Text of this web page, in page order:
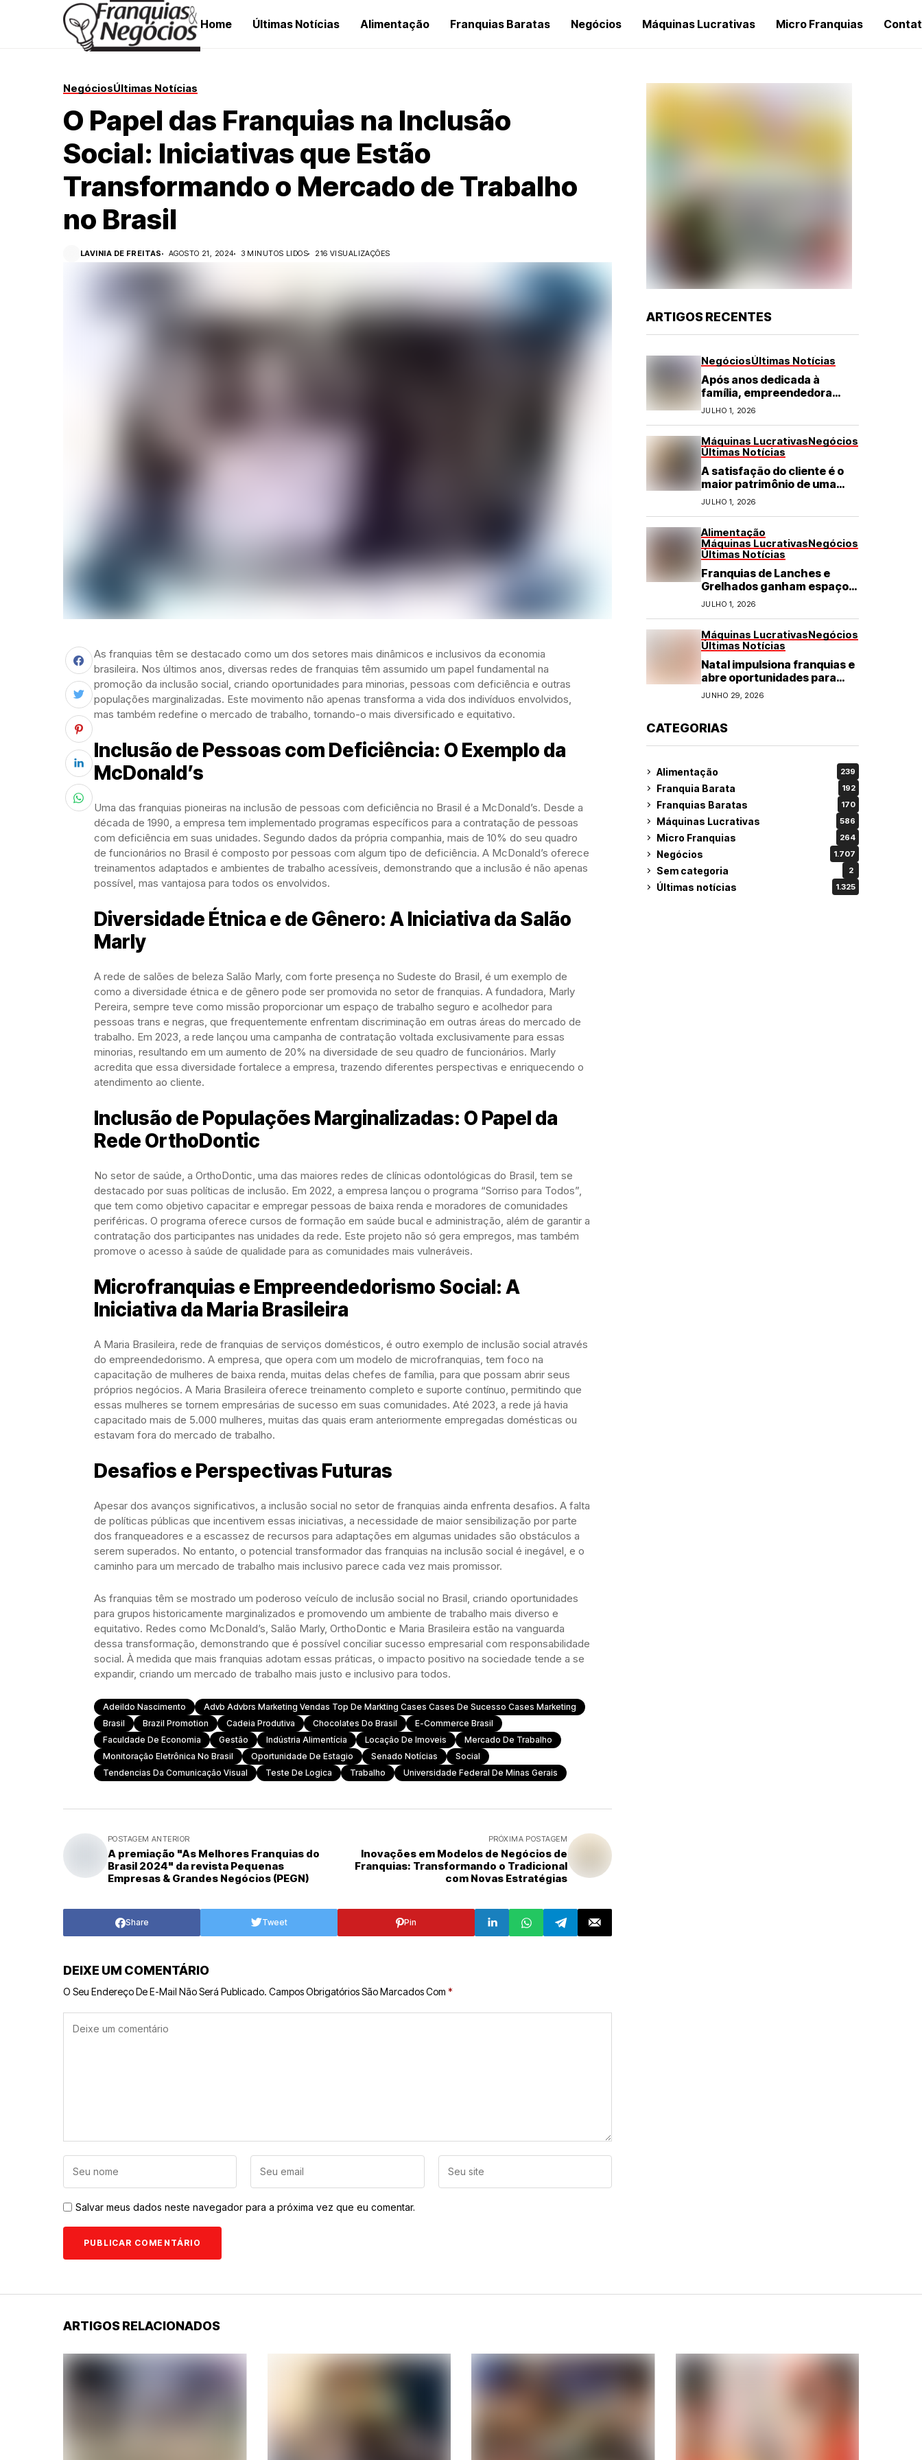
Home Últimas Notícias Alimentação Franquias Baratas Negócios Máquinas Lucrativas Micro Franquias
NegóciosÚltimas Notícias
O Papel das Franquias na Inclusão
Social: Iniciativas que Estão
Transformando o Mercado de Trabalho
no Brasil
LAVINIA DE FREITAS AGOSTO 21, 2024 3 MINUTOS LIDOS 216 VISUALIZAÇÕES
As franquias têm se destacado como um dos setores mais dinâmicos e inclusivos da economia
brasileira. Nos últimos anos, diversas redes de franquias têm assumido um papel fundamental na
promoção da inclusão social, criando oportunidades para minorias, pessoas com deficiência e outras
populações marginalizadas. Este movimento não apenas transforma a vida dos indivíduos envolvidos,
mas também redefine o mercado de trabalho, tornando-o mais diversificado e equitativo.
Inclusão de Pessoas com Deficiência: O Exemplo da
McDonald’s
Uma das franquias pioneiras na inclusão de pessoas com deficiência no Brasil é a McDonald’s. Desde a
década de 1990, a empresa tem implementado programas específicos para a contratação de pessoas
com deficiência em suas unidades. Segundo dados da própria companhia, mais de 10% do seu quadro
de funcionários no Brasil é composto por pessoas com algum tipo de deficiência. A McDonald’s oferece
treinamentos adaptados e ambientes de trabalho acessíveis, demonstrando que a inclusão é não apenas
possível, mas vantajosa para todos os envolvidos.
Diversidade Étnica e de Gênero: A Iniciativa da Salão
Marly
A rede de salões de beleza Salão Marly, com forte presença no Sudeste do Brasil, é um exemplo de
como a diversidade étnica e de gênero pode ser promovida no setor de franquias. A fundadora, Marly
Pereira, sempre teve como missão proporcionar um espaço de trabalho seguro e acolhedor para
pessoas trans e negras, que frequentemente enfrentam discriminação em outras áreas do mercado de
trabalho. Em 2023, a rede lançou uma campanha de contratação voltada exclusivamente para essas
minorias, resultando em um aumento de 20% na diversidade de seu quadro de funcionários. Marly
acredita que essa diversidade fortalece a empresa, trazendo diferentes perspectivas e enriquecendo o
atendimento ao cliente.
Inclusão de Populações Marginalizadas: O Papel da
Rede OrthoDontic
No setor de saúde, a OrthoDontic, uma das maiores redes de clínicas odontológicas do Brasil, tem se
destacado por suas políticas de inclusão. Em 2022, a empresa lançou o programa “Sorriso para Todos”,
que tem como objetivo capacitar e empregar pessoas de baixa renda e moradores de comunidades
periféricas. O programa oferece cursos de formação em saúde bucal e administração, além de garantir a
contratação dos participantes nas unidades da rede. Este projeto não só gera empregos, mas também
promove o acesso à saúde de qualidade para as comunidades mais vulneráveis.
Microfranquias e Empreendedorismo Social: A
Iniciativa da Maria Brasileira
A Maria Brasileira, rede de franquias de serviços domésticos, é outro exemplo de inclusão social através
do empreendedorismo. A empresa, que opera com um modelo de microfranquias, tem foco na
capacitação de mulheres de baixa renda, muitas delas chefes de família, para que possam abrir seus
próprios negócios. A Maria Brasileira oferece treinamento completo e suporte contínuo, permitindo que
essas mulheres se tornem empresárias de sucesso em suas comunidades. Até 2023, a rede já havia
capacitado mais de 5.000 mulheres, muitas das quais eram anteriormente empregadas domésticas ou
estavam fora do mercado de trabalho.
Desafios e Perspectivas Futuras
Apesar dos avanços significativos, a inclusão social no setor de franquias ainda enfrenta desafios. A falta
de políticas públicas que incentivem essas iniciativas, a necessidade de maior sensibilização por parte
dos franqueadores e a escassez de recursos para adaptações em algumas unidades são obstáculos a
serem superados. No entanto, o potencial transformador das franquias na inclusão social é inegável, e o
caminho para um mercado de trabalho mais inclusivo parece cada vez mais promissor.
As franquias têm se mostrado um poderoso veículo de inclusão social no Brasil, criando oportunidades
para grupos historicamente marginalizados e promovendo um ambiente de trabalho mais diverso e
equitativo. Redes como McDonald’s, Salão Marly, OrthoDontic e Maria Brasileira estão na vanguarda
dessa transformação, demonstrando que é possível conciliar sucesso empresarial com responsabilidade
social. À medida que mais franquias adotam essas práticas, o impacto positivo na sociedade tende a se
expandir, criando um mercado de trabalho mais justo e inclusivo para todos.
Adeildo Nascimento
Advb Advbrs Marketing Vendas Top De Markting Cases Cases De Sucesso Cases Marketing
Brasil
Brazil Promotion Cadeia Produtiva Chocolates Do Brasil
E-Commerce Brasil
Faculdade De Economia
Gestão Indústria Alimentícia Locação De Imoveis
Mercado De Trabalho
Monitoração Eletrônica No Brasil
Oportunidade De Estagio Senado Notícias
Social
Tendencias Da Comunicação Visual
Teste De Logica Trabalho Universidade Federal De Minas Gerais
POSTAGEM ANTERIOR
A premiação "As Melhores Franquias do
Brasil 2024" da revista Pequenas
Empresas & Grandes Negócios (PEGN)
PRÓXIMA POSTAGEM
Inovações em Modelos de Negócios de
Franquias: Transformando o Tradicional
com Novas Estratégias
Share Tweet Pin
DEIXE UM COMENTÁRIO
O Seu Endereço De E-Mail Não Será Publicado. Campos Obrigatórios São Marcados Com *
Salvar meus dados neste navegador para a próxima vez que eu comentar.
ARTIGOS RECENTES
NegóciosÚltimas Notícias
Após anos dedicada à
família, empreendedora
transforma franquia de
turismo em negócio de
JULHO 1, 2026
Máquinas LucrativasNegócios
Últimas Notícias
A satisfação do cliente é o
maior patrimônio de uma
franquia
JULHO 1, 2026
Alimentação
Máquinas LucrativasNegócios
Últimas Notícias
Franquias de Lanches e
Grelhados ganham espaço
com demanda por refeições
rápidas e de qualidade
JULHO 1, 2026
Máquinas LucrativasNegócios
Últimas Notícias
Natal impulsiona franquias e
abre oportunidades para
diversos segmentos do
JUNHO 29, 2026
CATEGORIAS
Alimentação 239
Franquia Barata 192
Franquias Baratas 170
Máquinas Lucrativas 586
Micro Franquias 264
Negócios 1.707
Sem categoria 2
Últimas notícias 1.325
ARTIGOS RELACIONADOS